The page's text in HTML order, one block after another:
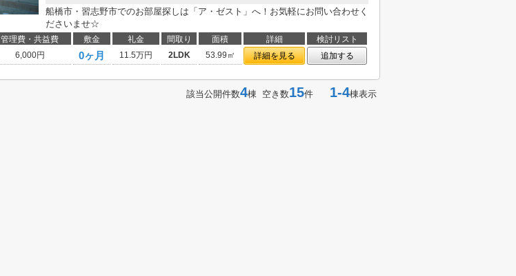
船橋市・習志野市でのお部屋探しは「ア・ゼスト」へ！お気軽にお問い合わせく
ださいませ☆
管理費・共益費 敷金 礼金 間取り 面積 詳細
検討リスト
6,000円 0ヶ月 11.5万円 2LDK 53.99㎡ 詳細を見る 追加する
該当公開件数4棟 空き数15件 1-4棟表示